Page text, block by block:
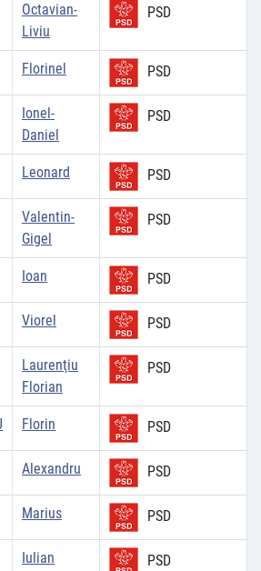
Octavian-
Liviu
PSD
Florinel PSD
Ionel-
Daniel
PSD
Leonard PSD
Valentin-
Gigel
PSD
Ioan PSD
Viorel PSD
Laurenţiu
Florian
PSD
Florin PSD
Alexandru PSD
Marius PSD
Iulian PSD